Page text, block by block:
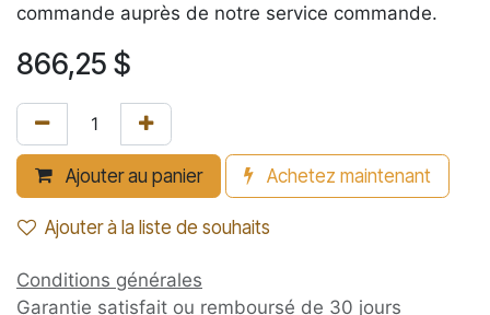
commande auprès de notre service commande.
866,25 $
Ajouter au panier Achetez maintenant
Ajouter à la liste de souhaits
Conditions générales
Garantie satisfait ou remboursé de 30 jours